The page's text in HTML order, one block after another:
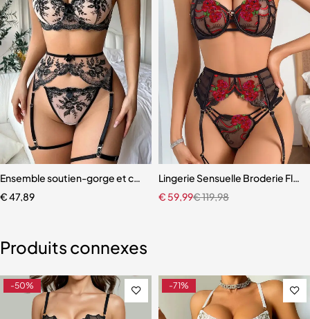
tenue de jeu de rôle élégante
Perspective rassemblement minceur cinq pièces ensemble
Ensemble soutien-gorge et culotte transparents, sous-vêtements
€47,89
Lingerie Sensuelle Broderie
€119,98
€ 59,99
Produits connexes
-50% -71%